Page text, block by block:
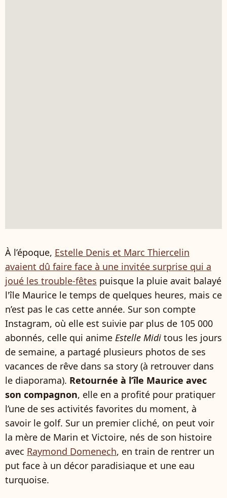
À l’époque, Estelle Denis et Marc Thiercelin
avaient dû faire face à une invitée surprise qui a
joué les trouble-fêtes puisque la pluie avait balayé
l'île Maurice le temps de quelques heures, mais ce
n’est pas le cas cette année. Sur son compte
Instagram, où elle est suivie par plus de 105 000
abonnés, celle qui anime Estelle Midi tous les jours
de semaine, a partagé plusieurs photos de ses
vacances de rêve dans sa story (à retrouver dans
le diaporama). Retournée à l’île Maurice avec
son compagnon, elle en a profité pour pratiquer
l’une de ses activités favorites du moment, à
savoir le golf. Sur un premier cliché, on peut voir
la mère de Marin et Victoire, nés de son histoire
avec Raymond Domenech, en train de rentrer un
put face à un décor paradisiaque et une eau
turquoise.